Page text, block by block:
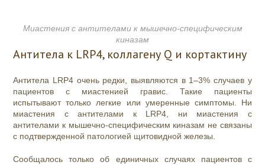
Миастения с антителами к мышечно-специфическим
киназам
Антитела к LRP4, коллагену Q и кортактину
Антитела LRP4 очень редки, выявляются в 1–3% случаев у
пациентов с миастенией гравис. Такие пациенты
испытывают только легкие или умеренные симптомы. Ни
миастения с антителами к LRP4, ни миастения с
антителами к мышечно-специфическим киназам не связаны
с подтвержденной патологией щитовидной железы.
Сообщалось только об единичных случаях пациентов с